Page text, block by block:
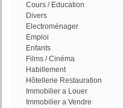
Cours / Education
Divers
Electroménager
Emploi
Enfants
Films / Cinéma
Habillement
Hôtellerie Restauration
Immobilier a Louer
Immobilier a Vendre